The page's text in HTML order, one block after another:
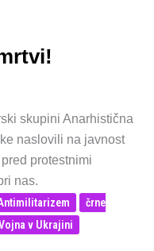
skupini Anarhistična
naslovili na javnost
protestnimi
nas.
črne
v Ukrajini